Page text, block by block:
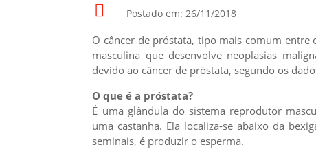
 Postado em: 26/11/2018
O câncer de próstata, tipo mais comum entre
masculina que desenvolve neoplasias
devido ao câncer de próstata, segundo os
O que é a próstata?
É uma glândula do sistema reprodutor
uma castanha. Ela localiza-se abaixo da
seminais, é produzir o esperma.